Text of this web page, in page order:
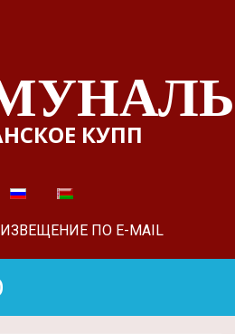
КУПП
ПО E-MAIL